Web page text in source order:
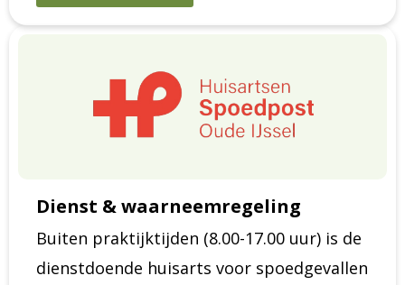
Dienst & waarneemregeling
Buiten praktijktijden (8.00-17.00 uur) is de
dienstdoende huisarts voor spoedgevallen